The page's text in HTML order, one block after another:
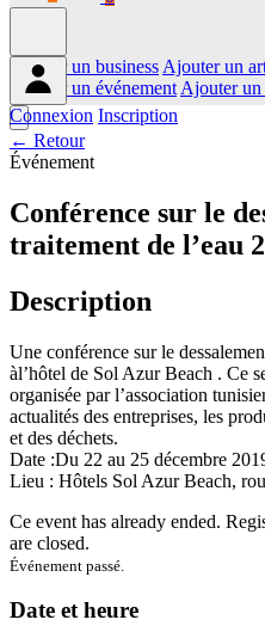
Ajouter un business Ajouter un
Ajouter un événement Ajouter un
Connexion Inscription
← Retour
Événement
Conférence sur le
traitement de l’eau
Description
Une conférence sur le
àl’hôtel de Sol Azur Beach . Ce
organisée par l’association
actualités des entreprises, les
et des déchets.
Date :Du 22 au 25 décembre
Lieu : Hôtels Sol Azur Beach,
Ce event has already ended.
are closed.
Événement passé.
Date et heure